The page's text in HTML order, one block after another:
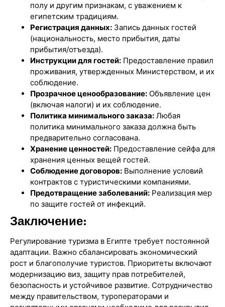
полу и другим признакам, с уважением к
египетским традициям.
Регистрация данных: Запись данных гостей
(национальность, место прибытия, даты
прибытия/отъезда).
Инструкции для гостей: Предоставление правил
проживания, утвержденных Министерством, и их
соблюдение.
Прозрачное ценообразование: Объявление цен
(включая налоги) и их соблюдение.
Политика минимального заказа: Любая
политика минимального заказа должна быть
предварительно согласована.
Хранение ценностей: Предоставление сейфа для
хранения ценных вещей гостей.
Соблюдение договоров: Выполнение условий
контрактов с туристическими компаниями.
Предотвращение заболеваний: Реализация мер
по защите гостей от инфекций.
Заключение:
Регулирование туризма в Египте требует постоянной
адаптации. Важно сбалансировать экономический
рост и благополучие туристов. Приоритеты включают
модернизацию виз, защиту прав потребителей,
безопасность и устойчивое развитие. Сотрудничество
между правительством, туроператорами и